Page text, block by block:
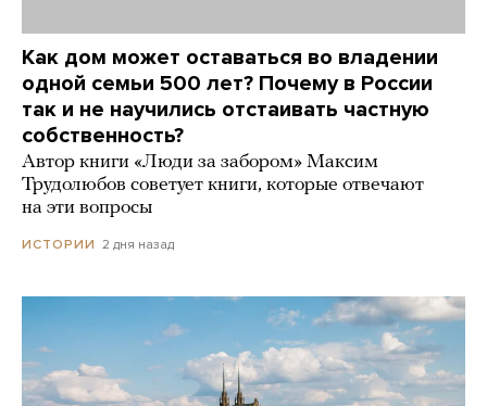
Как дом может оставаться во владении
одной семьи 500 лет? Почему в России
так и не научились отстаивать частную
собственность?
Автор книги «Люди за забором» Максим
Трудолюбов советует книги, которые отвечают
на эти вопросы
ИСТОРИИ 2 дня назад